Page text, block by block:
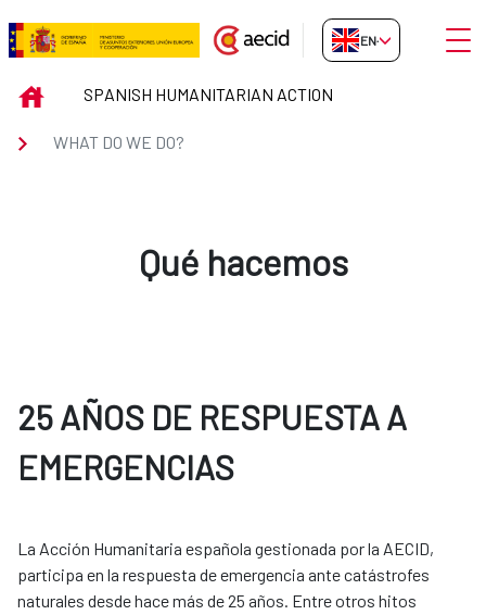
Skip to Main Content
WHAT DO WE DO?
EN-GB
INICIOSPANISH HUMANITARIAN ACTION
WHAT DO WE DO?
Qué hacemos
25 AÑOS DE RESPUESTA A
EMERGENCIAS
La Acción Humanitaria española gestionada por la AECID,
participa en la respuesta de emergencia ante catástrofes
naturales desde hace más de 25 años. Entre otros hitos